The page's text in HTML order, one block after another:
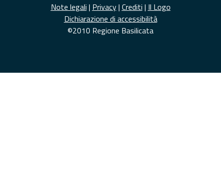
Note legali | Privacy| Crediti | Il Logo
Dichiarazione di accessibilità
©2010 Regione Basilicata